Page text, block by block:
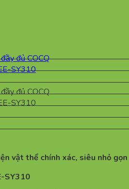
vật thể chính xác, siêu nhỏ gọn
SY310